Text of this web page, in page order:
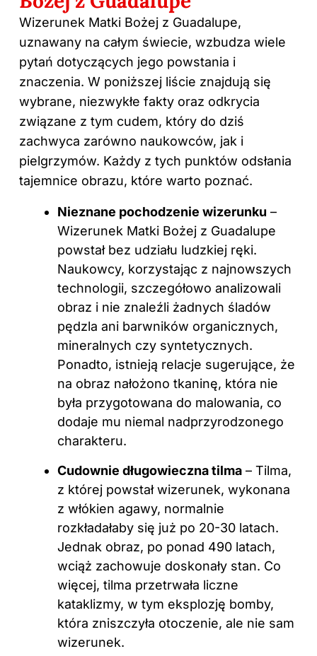
Wizerunek Matki Bożej z Guadalupe,
uznawany na całym świecie, wzbudza wiele
pytań dotyczących jego powstania i
znaczenia. W poniższej liście znajdują się
wybrane, niezwykłe fakty oraz odkrycia
związane z tym cudem, który do dziś
zachwyca zarówno naukowców, jak i
pielgrzymów. Każdy z tych punktów odsłania
tajemnice obrazu, które warto poznać.
Nieznane pochodzenie wizerunku –
Wizerunek Matki Bożej z Guadalupe
powstał bez udziału ludzkiej ręki.
Naukowcy, korzystając z najnowszych
technologii, szczegółowo analizowali
obraz i nie znaleźli żadnych śladów
pędzla ani barwników organicznych,
mineralnych czy syntetycznych.
Ponadto, istnieją relacje sugerujące, że
na obraz nałożono tkaninę, która nie
była przygotowana do malowania, co
dodaje mu niemal nadprzyrodzonego
charakteru.
Cudownie długowieczna tilma – Tilma,
z której powstał wizerunek, wykonana
z włókien agawy, normalnie
rozkładałaby się już po 20-30 latach.
Jednak obraz, po ponad 490 latach,
wciąż zachowuje doskonały stan. Co
więcej, tilma przetrwała liczne
kataklizmy, w tym eksplozję bomby,
która zniszczyła otoczenie, ale nie sam
wizerunek.